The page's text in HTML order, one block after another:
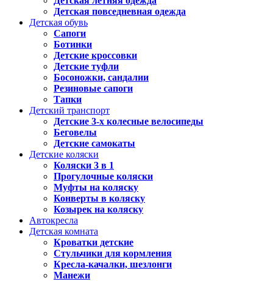
Детская повседневная одежда
Детская обувь
Сапоги
Ботинки
Детские кроссовки
Детские туфли
Босоножки, сандалии
Резиновые сапоги
Тапки
Детский транспорт
Детские 3-х колесные велосипеды
Беговелы
Детские самокаты
Детские коляски
Коляски 3 в 1
Прогулочные коляски
Муфты на коляску
Конверты в коляску
Козырек на коляску
Автокресла
Детская комната
Кроватки детские
Стульчики для кормления
Кресла-качалки, шезлонги
Манежи